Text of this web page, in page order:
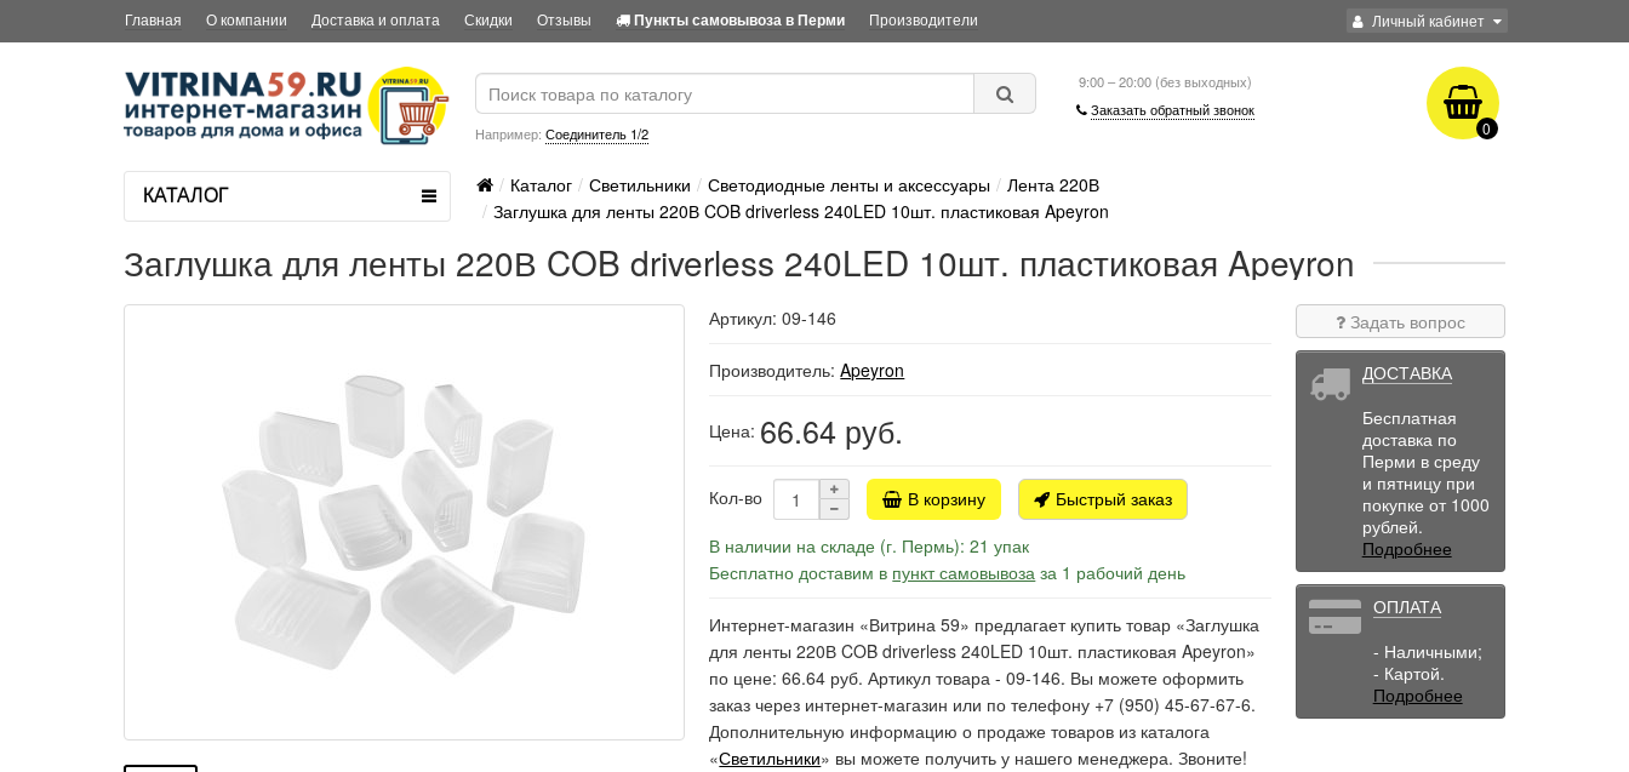
Личный кабинет
Главная О компании Доставка и оплата Скидки Отзывы Пункты самовывоза в Перми Производители
Например: Соединитель 1/2
9:00 – 20:00 (без выходных)
Заказать обратный звонок
0
КАТАЛОГ Каталог Светильники Светодиодные ленты и аксессуары
Лента 220В
Заглушка для ленты 220В COB driverless 240LED 10шт. пластиковая Apeyron
Заглушка для ленты 220В COB driverless 240LED 10шт. пластиковая Apeyron
Артикул: 09-146
Производитель:Apeyron
Цена: 66.64 руб.
Кол-во В корзину
Быстрый заказ
В наличии на складе (г. Пермь): 21 упак
Бесплатно доставим в пункт самовывоза за 1 рабочий день
Интернет-магазин «Витрина 59» предлагает купить товар «Заглушка
для ленты 220В COB driverless 240LED 10шт. пластиковая Apeyron»
по цене: 66.64 руб. Артикул товара - 09-146. Вы можете оформить
заказ через интернет-магазин или по телефону +7 (950) 45-67-67-6.
Дополнительную информацию о продаже товаров из каталога
«Светильники» вы можете получить у нашего менеджера. Звоните!
Задать вопрос
ДОСТАВКА
Бесплатная
доставка по
Перми в среду
и пятницу при
покупке от 1000
рублей.
Подробнее
ОПЛАТА
- Наличными;
- Картой.
Подробнее